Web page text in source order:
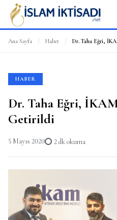
Ana Sayfa / Haber / Dr. Taha Eğri,
HABER
Dr. Taha Eğri,
Getirildi
5 Mayıs 2020 2 dk okuma